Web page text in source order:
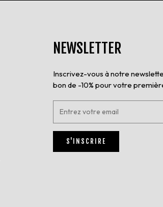
NEWSLETTER
Inscrivez-vous à notre
bon de -10% pour votre
E
t
r
z
S'INSCRIRE